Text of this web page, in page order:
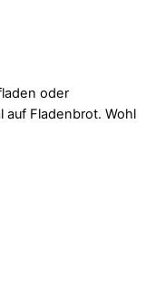
oder
auf Fladenbrot. Wohl